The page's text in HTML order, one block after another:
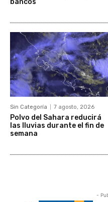
Sin Categoría 7 agosto, 2026
Polvo del Sahara reducirá
las lluvias durante el fin de
semana
-